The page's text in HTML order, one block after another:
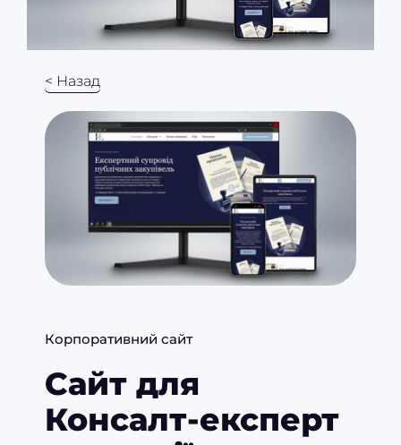
< Назад
Корпоративний сайт
Сайт для
Консалт-експерт